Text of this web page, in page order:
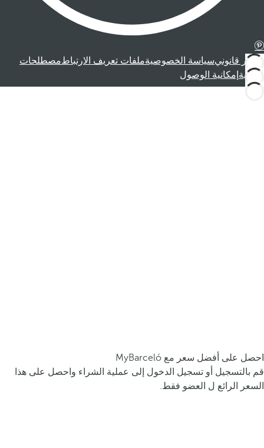
إشعار قانونيسياسة الخصوصيةملفات تعريف الارتباطمصطلحات
قانونية إمكانية الوصول
احصل على أفضل سعر مع MyBarceló
قم بالتسجيل أو تسجيل الدخول إلى عملية الشراء واحصل على هذا
السعر الرائع ل العضو فقط.